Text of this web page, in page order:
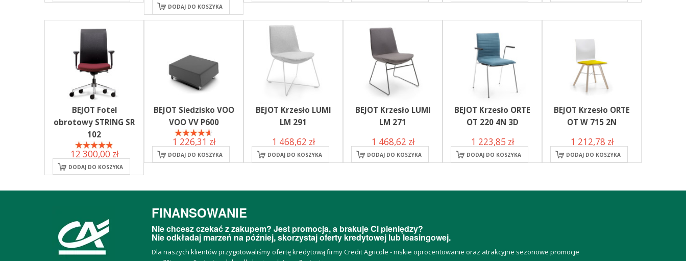
DODAJ DO KOSZYKA
BEJOT Fotel
obrotowy STRING SR
102
12 300,00 zł
DODAJ DO KOSZYKA
BEJOT Siedzisko VOO
VOO VV P600
1 226,31 zł
DODAJ DO KOSZYKA
BEJOT Krzesło LUMI
LM 291
1 468,62 zł
DODAJ DO KOSZYKA
BEJOT Krzesło LUMI
LM 271
1 468,62 zł
DODAJ DO KOSZYKA
BEJOT Krzesło ORTE
OT 220 4N 3D
1 223,85 zł
DODAJ DO KOSZYKA
BEJOT Krzesło ORTE
OT W 715 2N
1 212,78 zł
DODAJ DO KOSZYKA
FINANSOWANIE
Nie chcesz czekać z zakupem? Jest promocja, a brakuje Ci pieniędzy?
Nie odkładaj marzeń na później, skorzystaj oferty kredytowej lub leasingowej.
Dla naszych klientów przygotowaliśmy ofertę kredytową firmy Credit Agricole - niskie oprocentowanie oraz atrakcyjne sezonowe promocje